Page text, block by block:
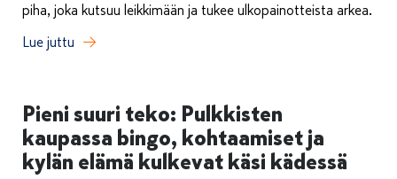
piha, joka kutsuu leikkimään ja tukee ulkopainotteista arkea.
Lue juttu
Pieni suuri teko: Pulkkisten
kaupassa bingo, kohtaamiset ja
kylän elämä kulkevat käsi kädessä